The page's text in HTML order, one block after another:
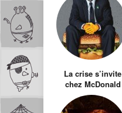
La crise s’invite
chez McDonald